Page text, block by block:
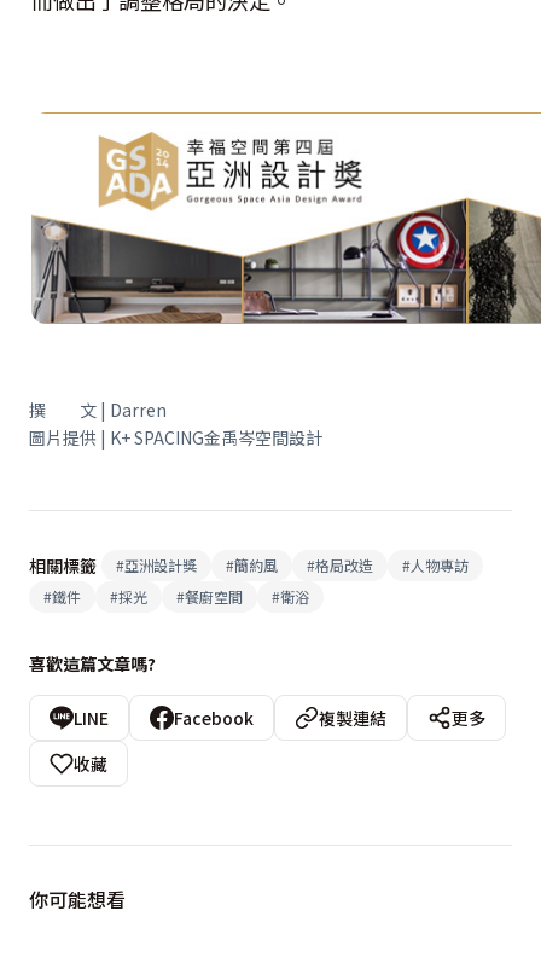
撰 文 | Darren
圖片提供 | K+ SPACING金禹岑空間設計
相關標籤 #亞洲設計獎 #簡約風 #格局改造 #人物專訪
#鐵件 #採光 #餐廚空間 #衛浴
喜歡這篇文章嗎?
LINE Facebook 複製連結
更多
收藏
你可能想看